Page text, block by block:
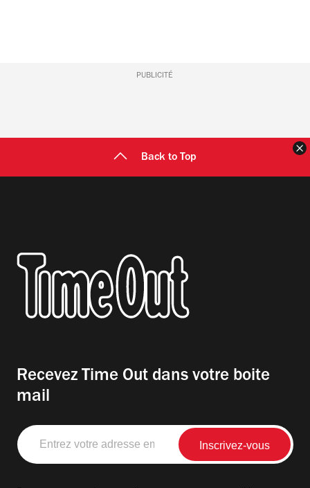
PUBLICITÉ
Back to Top
Recevez Time Out dans votre boite
mail
Entrez
votre
adresse